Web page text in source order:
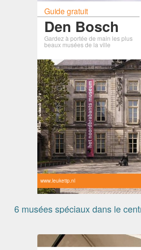
Guide gratuit
Den Bosch
Gardez à portée de main les plus
beaux musées de la ville
www.leuketip.nl
6 musées spéciaux dans le